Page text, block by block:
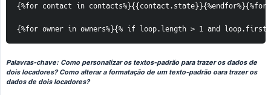
{%for contact in
{%for owner in owners%}{% if loop.length > 1 and
Palavras-chave: Como personalizar os textos-padrão para trazer os dados de
dois locadores? Como alterar a formatação de um texto-padrão oara trazer os
dados de dois locadores?